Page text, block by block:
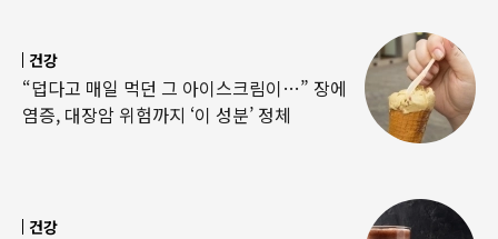
건강
“덥다고 매일 먹던 그 아이스크림이…” 장에
염증, 대장암 위험까지 ‘이 성분’ 정체
건강